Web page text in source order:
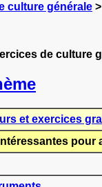
culture générale
de culture
et exercices
pour